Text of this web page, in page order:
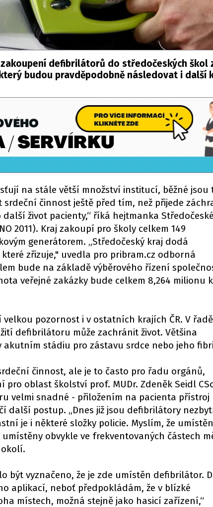
defibrilátorů do středočeských škol
budou pravděpodobně následovat i další
na stále větší množství institucí, běžné jsou
činnost ještě před tím, než přijede
život pacienty,“ říká hejtmanka
2011). Kraj zakoupí pro školy celkem 149
generátorem. „Středočeský kraj dodá
zřizuje," uvedla pro pribram.cz odborná
bude na základě výběrového řízení
veřejné zakázky bude celkem 8,264 milionu
pozornost i v ostatních krajích ČR. V řadě
defibrilátoru může zachránit život. Většina
stádiu pro zástavu srdce nebo jeho
činnost, ale je to často pro řadu orgánů,
pro oblast školství prof. MUDr. Zdeněk Seidl
velmi snadné - přiložením na pacienta přístroj
další postup. „Dnes již jsou defibrilátory
je i některé složky policie. Myslím, že
obvykle ve frekventovaných částech
být vyznačeno, že je zde umístěn defibrilátor.
aplikací, neboť předpokládám, že v blízké
místech, možná stejně jako hasicí zařízení,“